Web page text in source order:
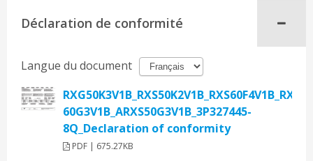
Déclaration de conformité
Langue du document
RXG50K3V1B_RXS50K2V1B_RXS60F4V1B_RX50-
60G3V1B_ARXS50G3V1B_3P327445-
8Q_Declaration of conformity
PDF | 675.27KB